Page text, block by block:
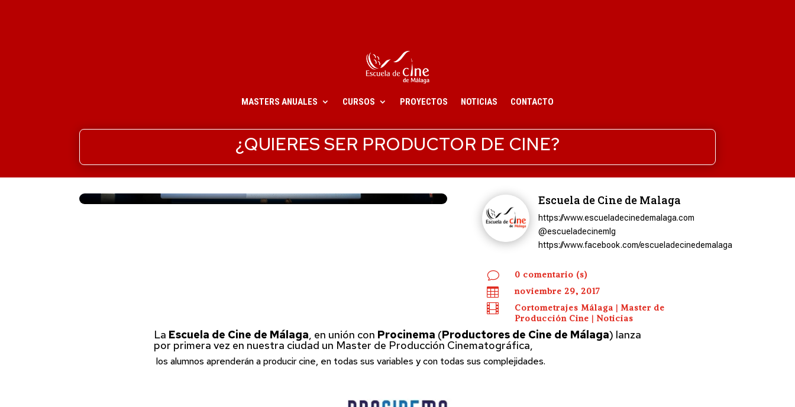
MASTERS ANUALES CURSOS PROYECTOS NOTICIAS CONTACTO
¿QUIERES SER PRODUCTOR DE CINE?
Escuela de Cine de Malaga
https://www.escueladecinedemalaga.com
@escueladecinemlg
https://www.facebook.com/escueladecinedemalaga
v 0 comentario (s)
 noviembre 29, 2017
 Cortometrajes Málaga |Master de
Producción Cine | Noticias
La Escuela de Cine de Málaga, en unión con Procinema (Productores de Cine de Málaga) lanza
por primera vez en nuestra ciudad un Master de Producción Cinematográfica,
los alumnos aprenderán a producir cine, en todas sus variables y con todas sus complejidades.